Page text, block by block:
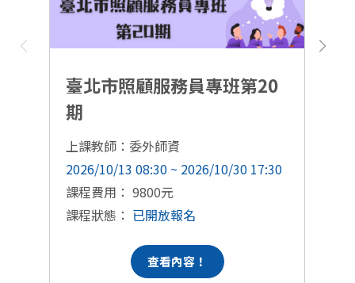
臺北市照顧服務員專班第20
期
上課教師：委外師資
2026/10/13 08:30 ~ 2026/10/30 17:30
課程費用： 9800元
課程狀態： 已開放報名
查看內容！